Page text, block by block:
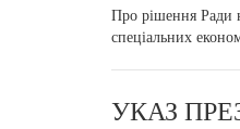
Про рішення Ради
спеціальних
УКАЗ